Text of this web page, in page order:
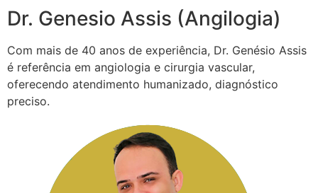
Dr. Genesio Assis (Angilogia)
Com mais de 40 anos de experiência, Dr. Genésio Assis
é referência em angiologia e cirurgia vascular,
oferecendo atendimento humanizado, diagnóstico
preciso.